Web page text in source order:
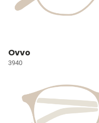
Ovvo
3940